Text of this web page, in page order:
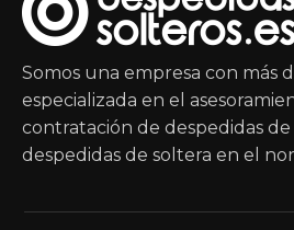
Somos una empresa con más
especializada en el
contratación de despedidas
despedidas de soltera en el